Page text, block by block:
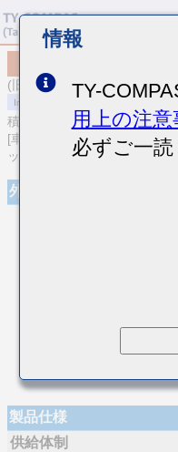
(旧品番
積層セラミックコンデンサ
[車載ボディ/インフォ＆高信
ックコンデンサ (温度補償用)]
外観
製品仕様
供給体制
情報
TY-
用上の注
必ずご一読